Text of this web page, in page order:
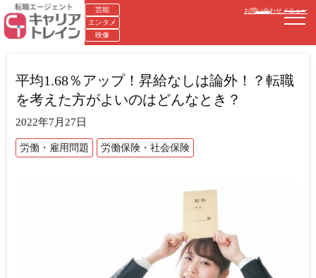
芸能
エンタメ
映像
お問い合わせメニュー
平均1.68％アップ！昇給なしは論外！？転職
を考えた方がよいのはどんなとき？
2022年7月27日
労働・雇用問題 労働保険・社会保険